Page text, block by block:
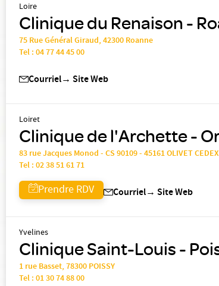
Loire
Clinique du Renaison -
75 Rue Général Giraud, 42300 Roanne
Tel :04 77 44 45 00
Courriel→ Site Web
Loiret
Clinique de l'Archette -
83 rue Jacques Monod - CS 90109 - 45161 OLIVET CEDEX
Tel :02 38 51 61 71
Prendre RDV Courriel→ Site Web
Yvelines
Clinique Saint-Louis -
1 rue Basset, 78300 POISSY
Tel :01 30 74 88 00